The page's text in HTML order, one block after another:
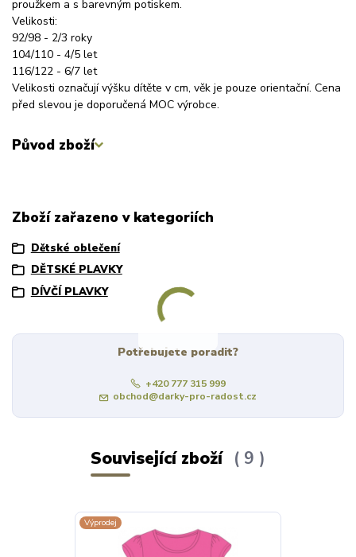
proužkem a s barevným potiskem.
Velikosti:
92/98 - 2/3 roky
104/110 - 4/5 let
116/122 - 6/7 let
Velikosti označují výšku dítěte v cm, věk je pouze orientační. Cena
před slevou je doporučená MOC výrobce.
Původ zboží
Zboží zařazeno v kategoriích
Dětské oblečení
DĚTSKÉ PLAVKY
DÍVČÍ PLAVKY
Potřebujete poradit?
+420 777 315 999
obchod@darky-pro-radost.cz
Související zboží 9
Výprodej